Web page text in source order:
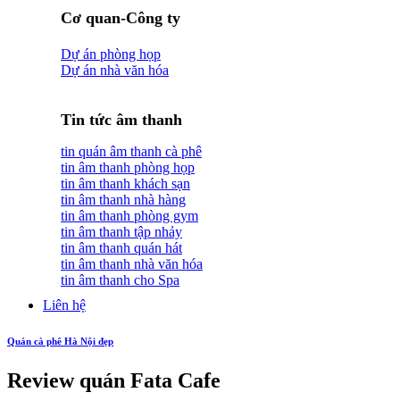
Cơ quan-Công ty
Dự án phòng họp
Dự án nhà văn hóa
Tin tức âm thanh
tin quán âm thanh cà phê
tin âm thanh phòng họp
tin âm thanh khách sạn
tin âm thanh nhà hàng
tin âm thanh phòng gym
tin âm thanh tập nhảy
tin âm thanh quán hát
tin âm thanh nhà văn hóa
tin âm thanh cho Spa
Liên hệ
Quán cà phê Hà Nội đẹp
Review quán Fata Cafe